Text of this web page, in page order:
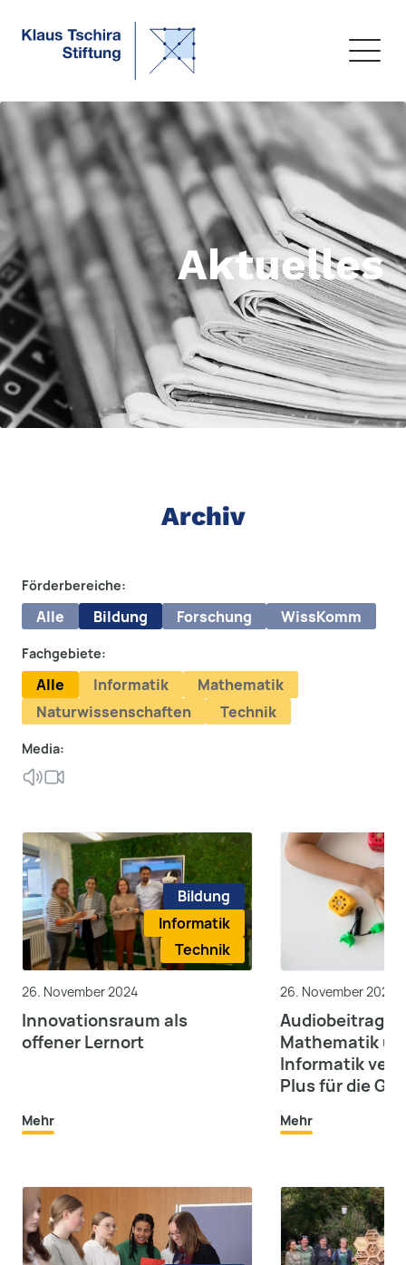
Aktuelles
Archiv
Förderbereiche:
Alle Bildung Forschung WissKomm
Fachgebiete:
Alle Informatik
Mathematik
Naturwissenschaften
Technik
Media:
Bildung
Informatik
Technik
26. November 2024
Innovationsraum als
offener Lernort
Mehr
26. November 2024
Audiobeitrag:
Mathematik
Informatik
Plus für die
Mehr